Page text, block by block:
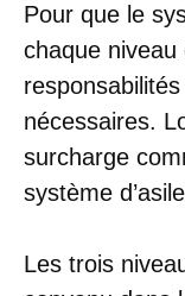
Pour que le
chaque niveau
nécessaires.
surcharge
système
Les trois